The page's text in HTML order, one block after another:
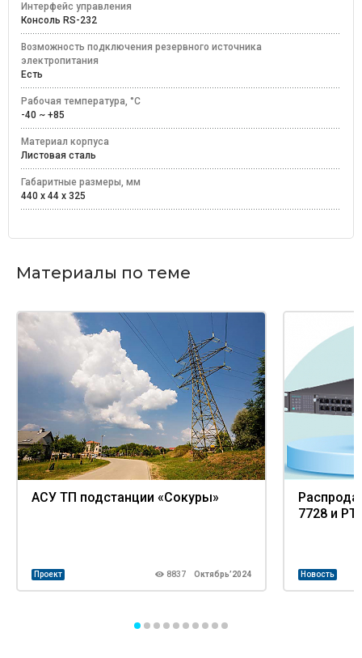
Интерфейс управления
Консоль RS-232
Возможность подключения резервного источника
электропитания
Есть
Рабочая температура, °C
-40 ~ +85
Материал корпуса
Листовая сталь
Габаритные размеры, мм
440 x 44 x 325
Материалы по теме
АСУ ТП подстанции «Сокуры»
Проект 8837 Октябрь’2024
7728 и
Новость